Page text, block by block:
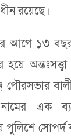
রয়েছে।
আগে ১৩
হয়ে
পৌরসভার
এক
পুলিশে সোপর্দ